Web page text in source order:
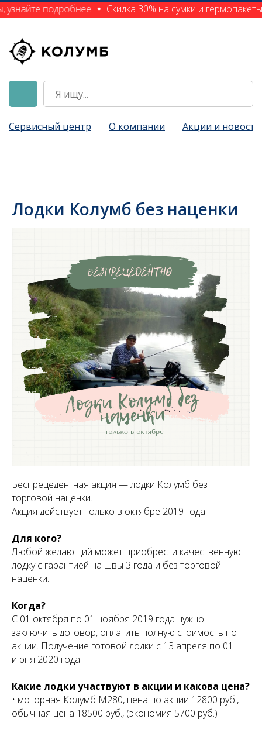
подробнее Скидка 30% на сумки и
Сервисный центр О компании Акции и новости
Лодки Колумб без наценки
Беспрецедентная акция — лодки Колумб без
торговой наценки.
Акция действует только в октябре 2019 года.
Для кого?
Любой желающий может приобрести качественную
лодку с гарантией на швы 3 года и без торговой
наценки.
Когда?
С 01 октября по 01 ноября 2019 года нужно
заключить договор, оплатить полную стоимость по
акции. Получение готовой лодки с 13 апреля по 01
июня 2020 года.
Какие лодки участвуют в акции и какова цена?
• моторная Колумб М280, цена по акции 12800 руб.,
обычная цена 18500 руб., (экономия 5700 руб.)